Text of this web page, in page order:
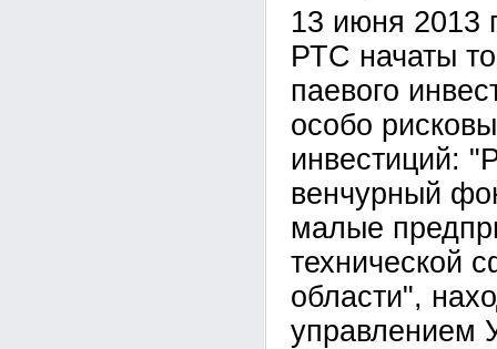
13 июня
РТС начаты
паевого
особо
инвестиций:
венчурный
малые
технической
области",
управлением